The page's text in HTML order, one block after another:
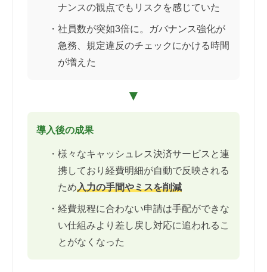
ナンスの観点でもリスクを感じていた
・社員数が突如3倍に。ガバナンス強化が
急務、規定違反のチェックにかける時間
が増えた
▼
導入後の成果
・様々なキャッシュレス決済サービスと連
携しており経費明細が自動で反映される
ため入力の手間やミスを削減
・経費規程に合わない申請は手配ができな
い仕組みより差し戻し対応に追われるこ
とがなくなった